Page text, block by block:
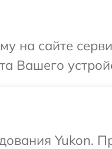
на сайте
Вашего
Yukon.